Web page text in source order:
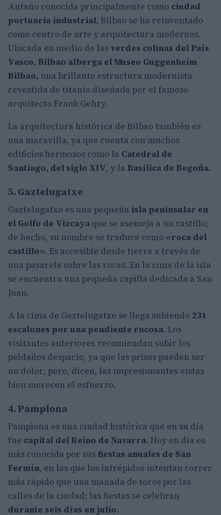
Antaño conocida principalmente como ciudad
portuaria industrial, Bilbao se ha reinventado
como centro de arte y arquitectura modernos.
Ubicada en medio de las verdes colinas del País
Vasco, Bilbao alberga el Museo Guggenheim
Bilbao, una brillante estructura modernista
revestida de titanio diseñada por el famoso
arquitecto Frank Gehry.
La arquitectura histórica de Bilbao también es
una maravilla, ya que cuenta con muchos
edificios hermosos como la Catedral de
Santiago, del siglo XIV, y la Basílica de Begoña.
5. Gaztelugatxe
Gaztelugatxe es una pequeña isla peninsular en
el Golfo de Vizcaya que se asemeja a un castillo;
de hecho, su nombre se traduce como «roca del
castillo». Es accesible desde tierra a través de
una pasarela sobre las rocas. En la cima de la isla
se encuentra una pequeña capilla dedicada a San
Juan.
A la cima de Gaztelugatxe se llega subiendo 231
escalones por una pendiente rocosa. Los
visitantes anteriores recomiendan subir los
peldaños despacio, ya que las prisas pueden ser
un dolor; pero, dicen, las impresionantes vistas
bien merecen el esfuerzo.
4. Pamplona
Pamplona es una ciudad histórica que en su día
fue capital del Reino de Navarra. Hoy en día es
más conocida por susfiestas anuales de San
Fermín, en las que los intrépidos intentan correr
más rápido que una manada de toros por las
calles de la ciudad; las fiestas se celebran
durante seis días en julio.